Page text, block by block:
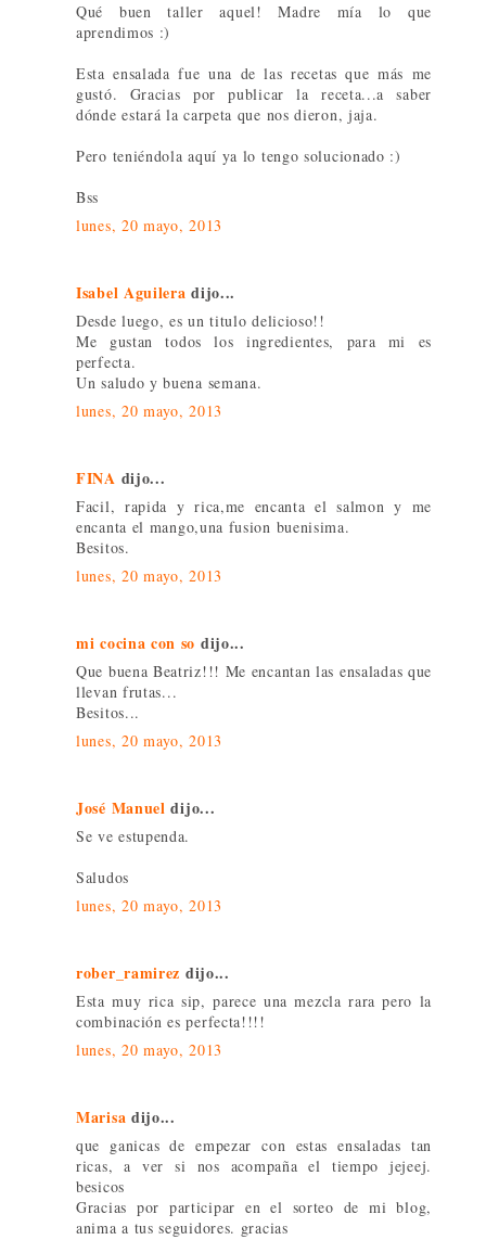
Qué buen taller aquel! Madre mía lo que
aprendimos :)
Esta ensalada fue una de las recetas que más me
gustó. Gracias por publicar la receta...a saber
dónde estará la carpeta que nos dieron, jaja.
Pero teniéndola aquí ya lo tengo solucionado :)
Bss
lunes, 20 mayo, 2013
Isabel Aguilera dijo...
Desde luego, es un titulo delicioso!!
Me gustan todos los ingredientes, para mi es
perfecta.
Un saludo y buena semana.
lunes, 20 mayo, 2013
FINA dijo...
Facil, rapida y rica,me encanta el salmon y me
encanta el mango,una fusion buenisima.
Besitos.
lunes, 20 mayo, 2013
mi cocina con so dijo...
Que buena Beatriz!!! Me encantan las ensaladas que
llevan frutas...
Besitos...
lunes, 20 mayo, 2013
José Manuel dijo...
Se ve estupenda.
Saludos
lunes, 20 mayo, 2013
rober_ramirez dijo...
Esta muy rica sip, parece una mezcla rara pero la
combinación es perfecta!!!!
lunes, 20 mayo, 2013
Marisa dijo...
que ganicas de empezar con estas ensaladas tan
ricas, a ver si nos acompaña el tiempo jejeej.
besicos
Gracias por participar en el sorteo de mi blog,
anima a tus seguidores. gracias